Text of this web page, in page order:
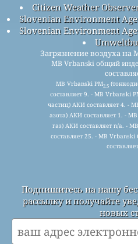
Citizen Weather
Slovenian Environment
Slovenian Environment
Загрязнение воздуха на
MB Vrbanski общий
MB Vrbanski PM2.5
составляет 9. - MB Vrbanski
частиц) АКИ составляет 4. -
азота) АКИ составляет 1. -
газ) АКИ составляет n/a. -
составляет 25. - MB
Подпишитесь на нашу
рассылку и получайте
новых